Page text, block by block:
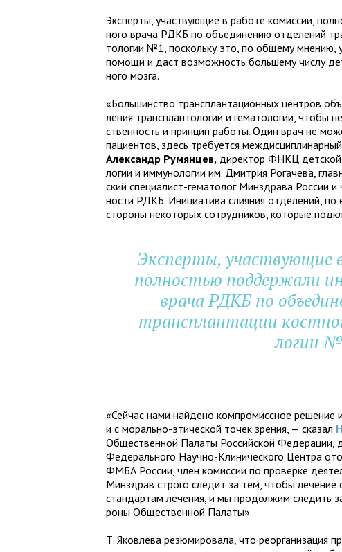
Эксперты, участ­ву­ю­щие в работе комис­сии,
ного врача РДКБ по объ­еди­не­нию отде­ле­ний
то­ло­гии №1, поскольку это, по общему мне­нию,
помощи и даст воз­мож­ность боль­шему числу
ного мозга.
«Большинство транс­план­та­ци­он­ных цен­тров
ле­ния транс­план­то­ло­гии и гема­то­ло­гии, чтобы
ствен­ность и прин­цип работы. Один врач не
паци­ен­тов, здесь тре­бу­ется
Александр Румянцев, дирек­тор ФНКЦ
ло­гии и имму­но­ло­гии им. Дмитрия Рогачева,
ский спе­ци­а­лист-гема­то­лог Минздрава России
но­сти РДКБ. Инициатива сли­я­ния отде­ле­ний, по
сто­роны неко­то­рых сотруд­ни­ков, кото­рые
Эксперты, участ­ву­ю­щие
пол­но­стью под­дер­жали
врача РДКБ по
транс­план­та­ции
ло­гии
«Сейчас нами най­дено ком­про­мисс­ное реше­ние
и с морально-эти­че­ской точек зре­ния, — ска­зал
Общественной Палаты Российской Федерации,
Федерального Научно-Клинического Центра
ФМБА России, член комис­сии по про­верке
Минздрав строго сле­дит за тем, чтобы лече­ние
стан­дар­там лече­ния, и мы про­дол­жим сле­дить
роны Общественной Палаты».
Т. Яковлева резюмировала, что реор­га­ни­за­ция